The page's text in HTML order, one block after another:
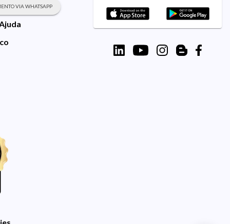
VIA WHATSAPP